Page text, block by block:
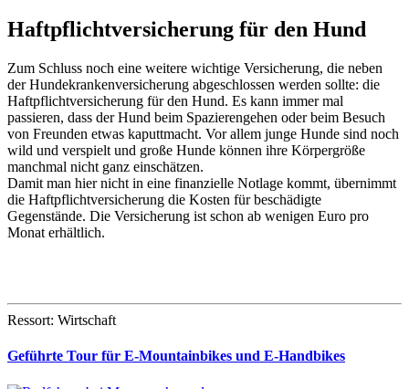
Haftpflichtversicherung für den Hund
Zum Schluss noch eine weitere wichtige Versicherung, die neben
der Hundekrankenversicherung abgeschlossen werden sollte: die
Haftpflichtversicherung für den Hund. Es kann immer mal
passieren, dass der Hund beim Spazierengehen oder beim Besuch
von Freunden etwas kaputtmacht. Vor allem junge Hunde sind noch
wild und verspielt und große Hunde können ihre Körpergröße
manchmal nicht ganz einschätzen.
Damit man hier nicht in eine finanzielle Notlage kommt, übernimmt
die Haftpflichtversicherung die Kosten für beschädigte
Gegenstände. Die Versicherung ist schon ab wenigen Euro pro
Monat erhältlich.
Ressort: Wirtschaft
Geführte Tour für E-Mountainbikes und E-Handbikes